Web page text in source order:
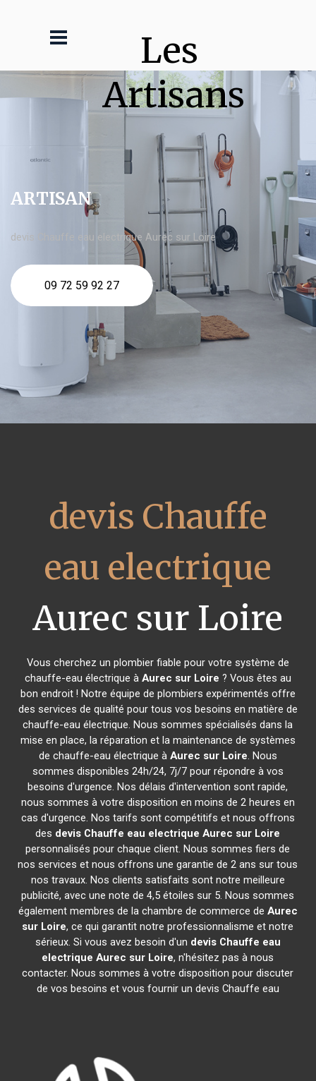
Les
Artisans
ARTISAN
devis Chauffe eau electrique Aurec sur Loire
09 72 59 92 27
devis Chauffe
eau electrique
Aurec sur Loire
Vous cherchez un plombier fiable pour votre système de
chauffe-eau électrique à Aurec sur Loire ? Vous êtes au
bon endroit ! Notre équipe de plombiers expérimentés offre
des services de qualité pour tous vos besoins en matière de
chauffe-eau électrique. Nous sommes spécialisés dans la
mise en place, la réparation et la maintenance de systèmes
de chauffe-eau électrique à Aurec sur Loire. Nous
sommes disponibles 24h/24, 7j/7 pour répondre à vos
besoins d'urgence. Nos délais d'intervention sont rapide,
nous sommes à votre disposition en moins de 2 heures en
cas d'urgence. Nos tarifs sont compétitifs et nous offrons
des devis Chauffe eau electrique Aurec sur Loire
personnalisés pour chaque client. Nous sommes fiers de
nos services et nous offrons une garantie de 2 ans sur tous
nos travaux. Nos clients satisfaits sont notre meilleure
publicité, avec une note de 4,5 étoiles sur 5. Nous sommes
également membres de la chambre de commerce de Aurec
sur Loire, ce qui garantit notre professionnalisme et notre
sérieux. Si vous avez besoin d'un devis Chauffe eau
electrique Aurec sur Loire, n'hésitez pas à nous
contacter. Nous sommes à votre disposition pour discuter
de vos besoins et vous fournir un devis Chauffe eau